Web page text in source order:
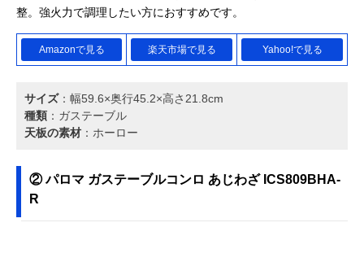
整。強火力で調理したい方におすすめです。
Amazonで見る 楽天市場で見る Yahoo!で見る
サイズ：幅59.6×奥行45.2×高さ21.8cm
種類 ：ガステーブル
天板の素材 ：ホーロー
② パロマ ガステーブルコンロ あじわざ ICS809BHA-
R